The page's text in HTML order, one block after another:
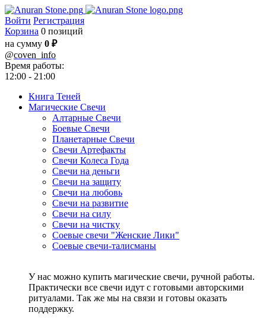
Войти Регистрация
Корзина 0 позиций
на сумму 0 ₽
@coven_info
Время работы:
12:00 - 21:00
Книга Теней
Магические Свечи
Алтарные Свечи
Боевые Свечи
Планетарные Свечи
Свечи Артефакты
Свечи Колеса Года
Свечи на деньги
Свечи на защиту
Свечи на любовь
Свечи на развитие
Свечи на силу
Свечи на чистку
Соевые свечи "Женские Лики"
Соевые свечи-талисманы
У нас можно купить магические свечи, ручной работы.
Практически все свечи идут с готовыми авторскими
ритуалами. Так же мы на связи и готовы оказать
поддержку.